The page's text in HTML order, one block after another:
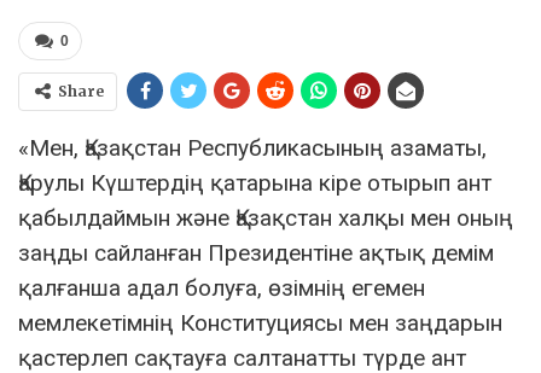
0
Share
«Мен, Қазақстан Республикасының азаматы,
Қарулы Күштердің қатарына кіре отырып ант
қабылдаймын және Қазақстан халқы мен оның
заңды сайланған Президентіне ақтық демім
қалғанша адал болуға, өзімнің егемен
мемлекетімнің Конституциясы мен заңдарын
қастерлеп сақтауға салтанатты түрде ант